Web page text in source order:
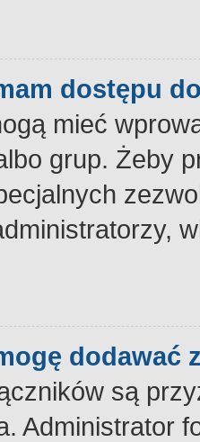
dostępu
mieć
grup. Żeby
dodawać
są
Administrator